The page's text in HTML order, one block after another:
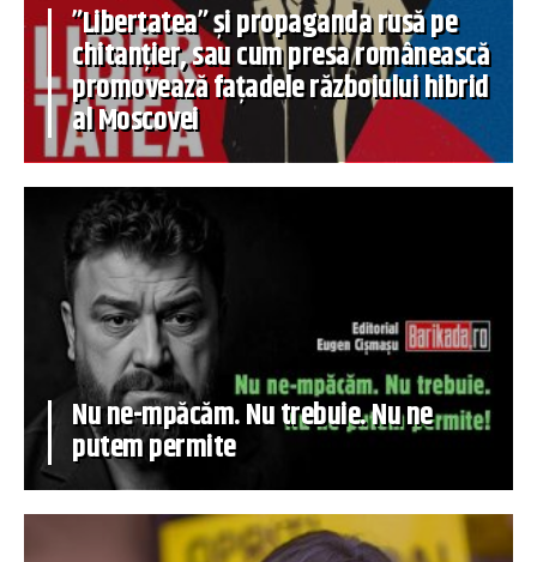
”Libertatea” și propaganda rusă pe
chitanțier, sau cum presa românească
promovează fațadele războiului hibrid
al Moscovei
Nu ne-mpăcăm. Nu trebuie. Nu ne
putem permite